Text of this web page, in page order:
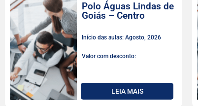
Polo Águas Lindas de
Goiás – Centro
Início das aulas: Agosto, 2026
Valor com desconto:
LEIA MAIS